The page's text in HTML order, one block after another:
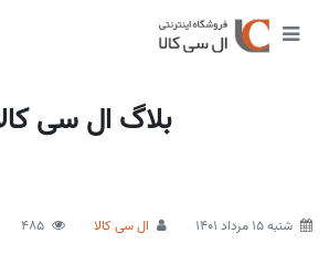
بلاگ ال سی
شنبه 15 مرداد 1401 ال سی کالا 485